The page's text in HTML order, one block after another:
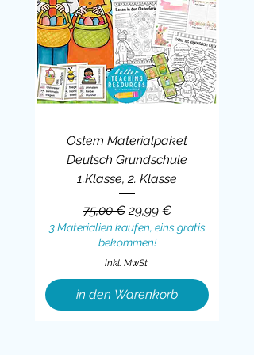
Ostern Materialpaket
Deutsch Grundschule
1.Klasse, 2. Klasse
Standardpreis
75,00 € Sale-Preis
29,99 €
3 Materialien kaufen, eins gratis
bekommen!
inkl. MwSt.
in den Warenkorb